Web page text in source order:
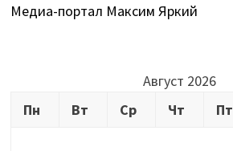
Медиа-портал Максим Яркий
Август 2026
Пн
Вт Ср Чт Пт